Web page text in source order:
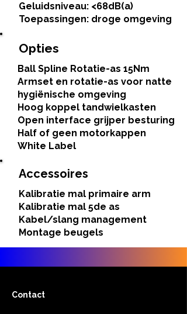
Geluidsniveau: <68dB(a)
Toepassingen: droge omgeving
Opties
Ball Spline Rotatie-as 15Nm
Armset en rotatie-as voor natte
hygiënische omgeving
Hoog koppel tandwielkasten
Open interface grijper besturing
Half of geen motorkappen
White Label
Accessoires
Kalibratie mal primaire arm
Kalibratie mal 5de as
Kabel/slang management
Montage beugels
Contact